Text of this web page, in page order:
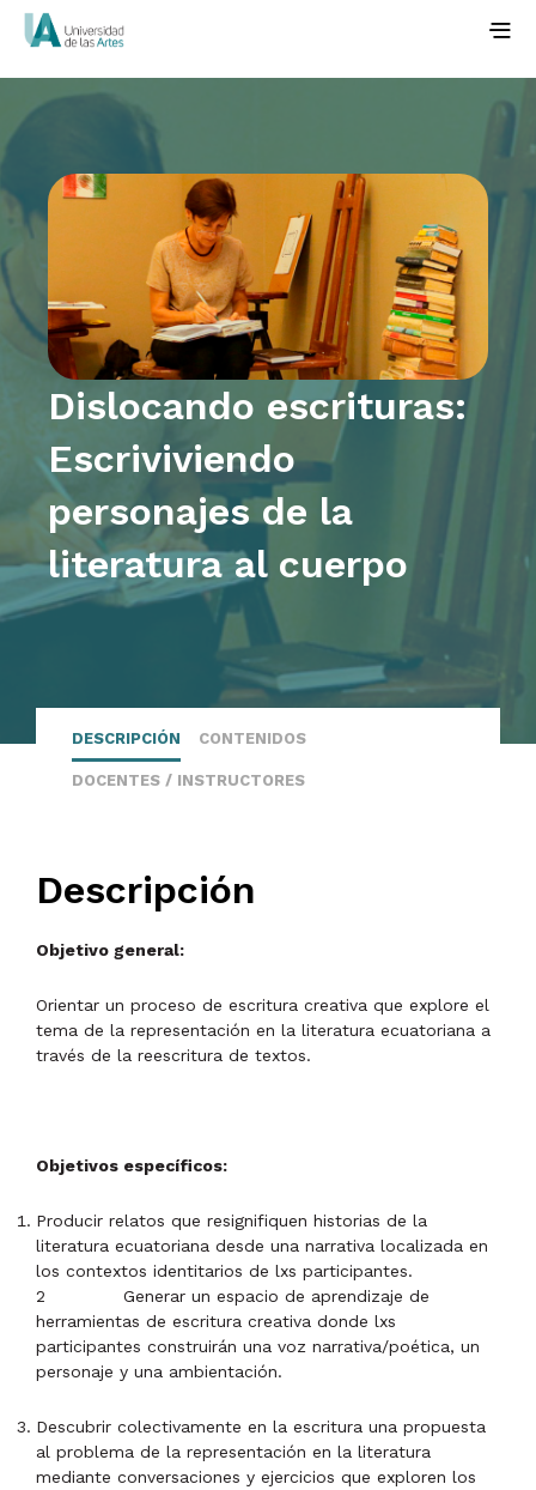
Dislocando escrituras:
Escriviviendo
personajes de la
literatura al cuerpo
DESCRIPCIÓN CONTENIDOS
DOCENTES / INSTRUCTORES
Descripción
Objetivo general:
Orientar un proceso de escritura creativa que explore el
tema de la representación en la literatura ecuatoriana a
través de la reescritura de textos.
Objetivos específicos:
Producir relatos que resignifiquen historias de la
literatura ecuatoriana desde una narrativa localizada en
los contextos identitarios de lxs participantes.
2 Generar un espacio de aprendizaje de
herramientas de escritura creativa donde lxs
participantes construirán una voz narrativa/poética, un
personaje y una ambientación.
Descubrir colectivamente en la escritura una propuesta
al problema de la representación en la literatura
mediante conversaciones y ejercicios que exploren los